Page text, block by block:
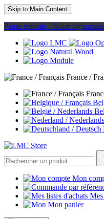
Skip to Main Content
Pause estivale : Notre
France /
Mon
Mon panier